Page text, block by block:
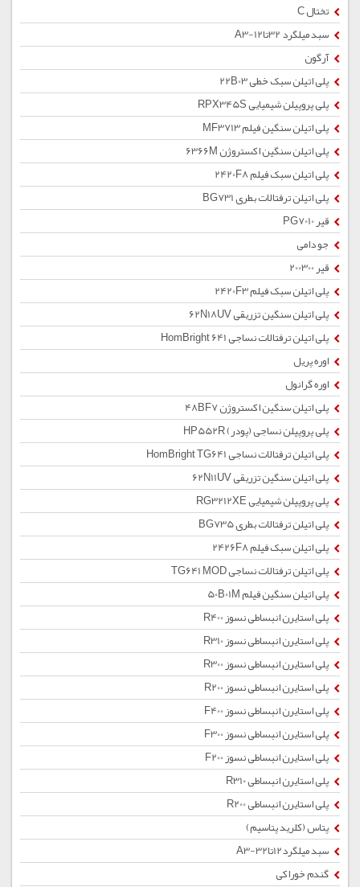
تختال C
سبد میلگرد 32تا12-A3
آرگون
پلی اتیلن سبک خطی 22B03
پلی پروپیلن شیمیایی RPX345S
پلی اتیلن سنگین فیلم MF3713
پلی اتیلن سنگین اکستروژن 6366M
پلی اتیلن سبک فیلم 2420F8
پلی اتیلن ترفتالات بطری BG731
قیر PG7010
جو دامی
قیر 200300
پلی اتیلن سبک فیلم 2420F3
پلی اتیلن سنگین تزریقی 62N18UV
پلی اتیلن ترفتالات نساجی HomBright 641
اوره پریل
اوره گرانول
پلی اتیلن سنگین اکستروژن 48BF7
پلی پروپیلن نساجی (پودر) HP552R
پلی اتیلن ترفتالات نساجی HomBright TG641
پلی اتیلن سنگین تزریقی 62N11UV
پلی پروپیلن شیمیایی RG3212XE
پلی اتیلن ترفتالات بطری BG735
پلی اتیلن سبک فیلم 2426F8
پلی اتیلن ترفتالات نساجی TG641 MOD
پلی اتیلن سنگین فیلم 50B01M
پلی استایرن انبساطی نسوز R400
پلی استایرن انبساطی نسوز R310
پلی استایرن انبساطی نسوز R300
پلی استایرن انبساطی نسوز R200
پلی استایرن انبساطی نسوز F400
پلی استایرن انبساطی نسوز F300
پلی استایرن انبساطی نسوز F200
پلی استایرن انبساطی R310
پلی استایرن انبساطی R200
پتاس (کلرید پتاسیم)
سبد میلگرد12تا32-A3
گندم خوراکی